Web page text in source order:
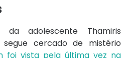
da adolescente Thamiris
segue cercado de mistério
foi vista pela última vez na